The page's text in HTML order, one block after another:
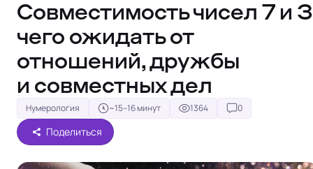
Совместимость чисел 7 и
чего ожидать от
отношений, дружбы
и совместных дел
Нумерология ~15–16 минут 1364 0
Поделиться